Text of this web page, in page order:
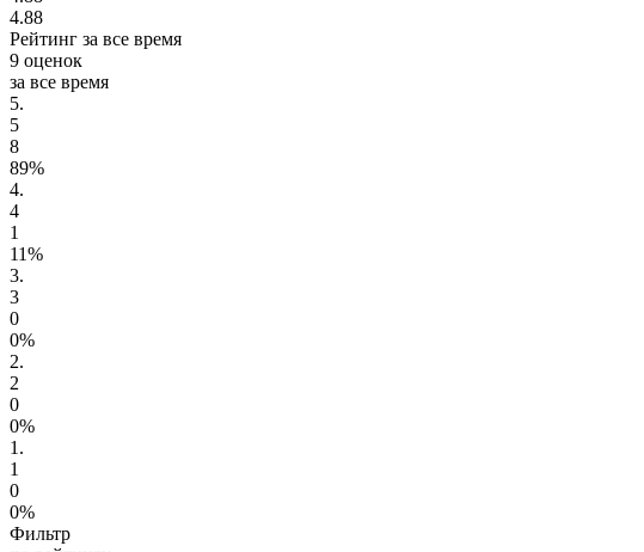
4.88
Рейтинг за все время
9 оценок
за все время
5.
5
8
89%
4.
4
1
11%
3.
3
0
0%
2.
2
0
0%
1.
1
0
0%
Фильтр